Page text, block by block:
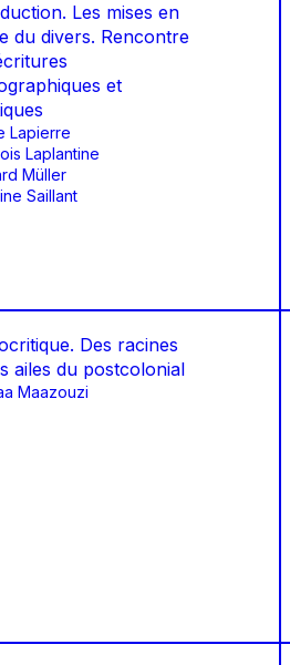
Les mises en
du divers. Rencontre
et
Lapierre
Laplantine
Müller
Saillant
Des racines
ailes du postcolonial
Maazouzi